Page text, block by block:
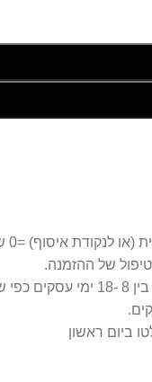
לנקודת איסוף) =0 ש"ח